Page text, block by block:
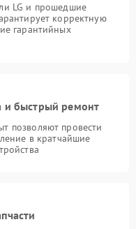
LG и прошедшие
корректную
гарантийных
и быстрый ремонт
позволяют провести
в кратчайшие